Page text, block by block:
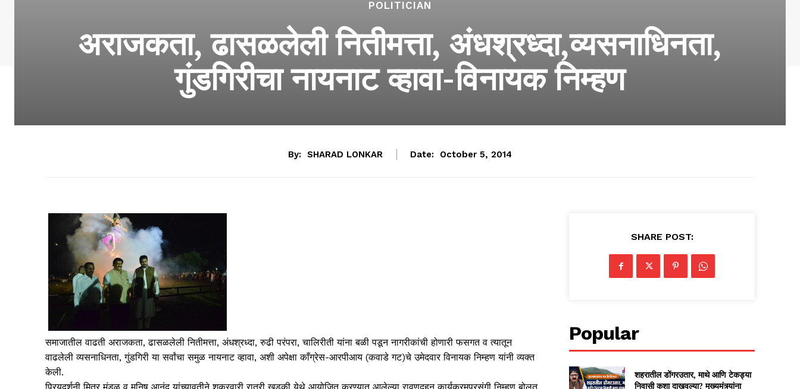
POLITICIAN
अराजकता, ढासळलेली नितीमत्ता, अंधश्रध्दा,व्यसनाधिनता,
गुंडगिरीचा नायनाट व्हावा-विनायक निम्हण
By: SHARAD LONKAR Date: October 5, 2014
समाजातील वाढती अराजकता, ढासळलेली नितीमत्ता, अंधश्रध्दा, रुढी परंपरा, चालिरीती यांना बळी पडून नागरीकांची होणारी फसगत व त्यातून
वाढलेली व्यसनाधिनता, गुंडगिरी या सर्वांचा समुळ नायनाट व्हावा, अशी अपेक्षा काँग्रेस-आरपीआय (कवाडे गट)चे उमेदवार विनायक निम्हण यांनी व्यक्त
केली.
SHARE POST:
Popular
शहरातील डोंगरउतार, माथे आणि टेकड्या
निवासी कशा दाखवल्या? मुख्यमंत्र्यांना